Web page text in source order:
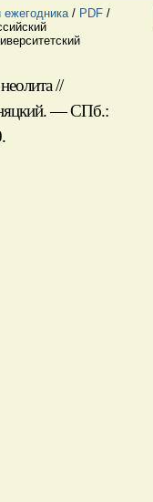
ежегодника / PDF /
//
— СПб.: